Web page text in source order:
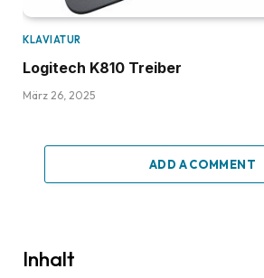
KLAVIATUR
Logitech K810 Treiber
März 26, 2025
ADD A COMMENT
Inhalt